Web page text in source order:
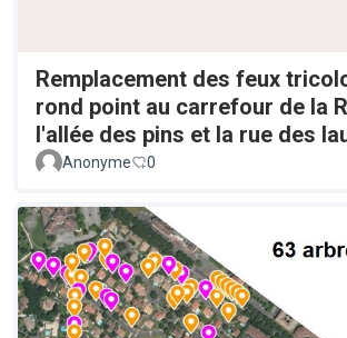
Remplacement des feux
rond point au carrefour de la
l'allée des pins et la rue des
Anonyme 0